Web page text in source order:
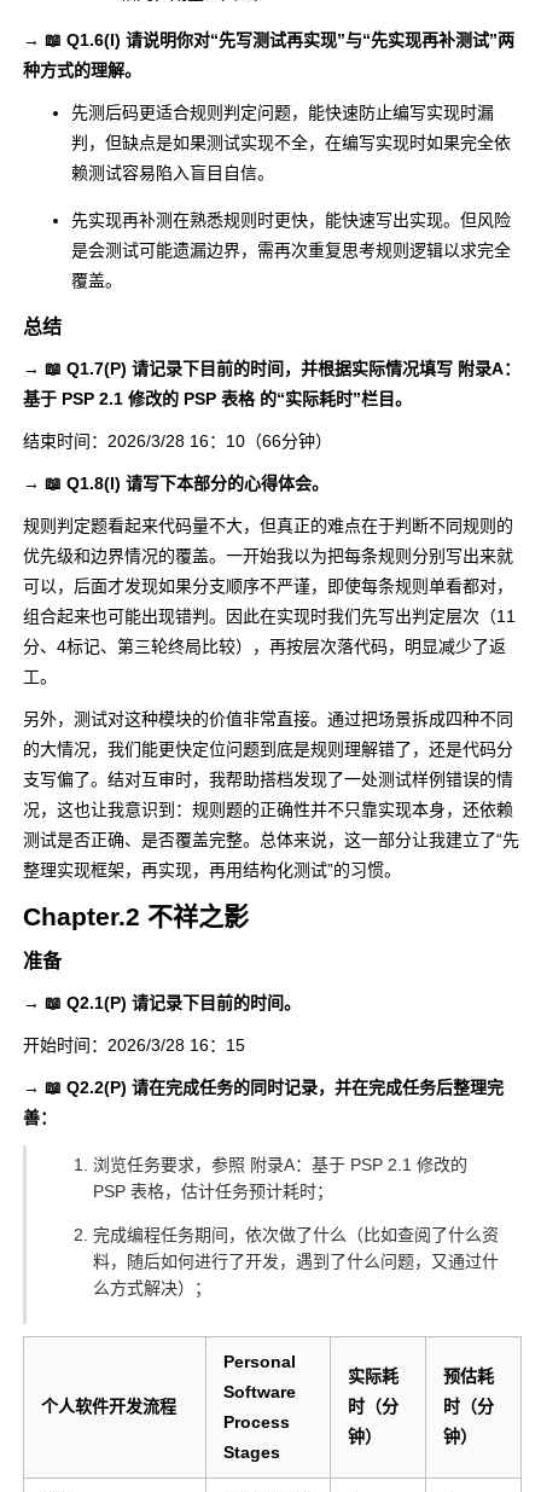
→ 📖 Q1.6(I) 请说明你对“先写测试再实现”与“先实现再补测试”两
种方式的理解。
先测后码更适合规则判定问题，能快速防止编写实现时漏
判，但缺点是如果测试实现不全，在编写实现时如果完全依
赖测试容易陷入盲目自信。
先实现再补测在熟悉规则时更快，能快速写出实现。但风险
是会测试可能遗漏边界，需再次重复思考规则逻辑以求完全
覆盖。
总结
→ 📖 Q1.7(P) 请记录下目前的时间，并根据实际情况填写 附录A：
基于 PSP 2.1 修改的 PSP 表格 的“实际耗时”栏目。
结束时间：2026/3/28 16：10（66分钟）
→ 📖 Q1.8(I) 请写下本部分的心得体会。
规则判定题看起来代码量不大，但真正的难点在于判断不同规则的
优先级和边界情况的覆盖。一开始我以为把每条规则分别写出来就
可以，后面才发现如果分支顺序不严谨，即使每条规则单看都对，
组合起来也可能出现错判。因此在实现时我们先写出判定层次（11
分、4标记、第三轮终局比较），再按层次落代码，明显减少了返
工。
另外，测试对这种模块的价值非常直接。通过把场景拆成四种不同
的大情况，我们能更快定位问题到底是规则理解错了，还是代码分
支写偏了。结对互审时，我帮助搭档发现了一处测试样例错误的情
况，这也让我意识到：规则题的正确性并不只靠实现本身，还依赖
测试是否正确、是否覆盖完整。总体来说，这一部分让我建立了“先
整理实现框架，再实现，再用结构化测试”的习惯。
Chapter.2 不祥之影
准备
→ 📖 Q2.1(P) 请记录下目前的时间。
开始时间：2026/3/28 16：15
→ 📖 Q2.2(P) 请在完成任务的同时记录，并在完成任务后整理完
善：
浏览任务要求，参照 附录A：基于 PSP 2.1 修改的
PSP 表格，估计任务预计耗时；
完成编程任务期间，依次做了什么（比如查阅了什么资
料，随后如何进行了开发，遇到了什么问题，又通过什
么方式解决）；
个人软件开发流程
Personal
Software
Process
Stages
实际耗
时（分
钟）
预估耗
时（分
钟）